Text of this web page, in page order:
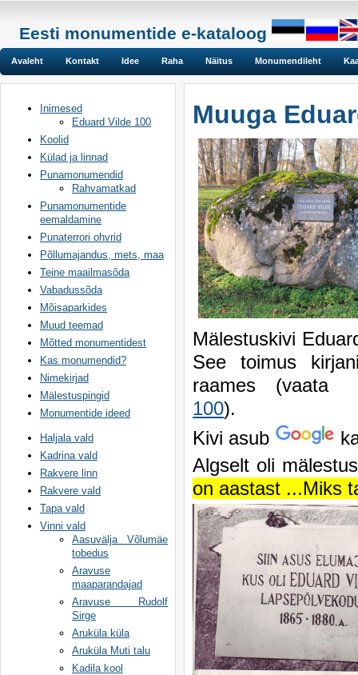
Eesti monumentide e-kataloog
Avaleht Kontakt Idee Raha Näitus Monumendileht
Inimesed
Eduard Vilde 100
Koolid
Külad ja linnad
Punamonumendid
Rahvamatkad
Punamonumentide
eemaldamine
Punaterrori ohvrid
Põllumajandus, mets, maa
Teine maailmasõda
Vabadussõda
Mõisaparkides
Muud teemad
Mõtted monumentidest
Kas monumendid?
Nimekirjad
Mälestuspingid
Monumentide ideed
Haljala vald
Kadrina vald
Rakvere linn
Rakvere vald
Tapa vald
Vinni vald
Aasuvälja Võlumäe
tobedus
Aravuse
maaparandajad
Aravuse Rudolf
Sirge
Aruküla küla
Aruküla Muti talu
Kadila kool
Muuga
Mälestuskivi
See toimus
raames
100).
Kivi asub
Algselt oli
on aastast ...Miks